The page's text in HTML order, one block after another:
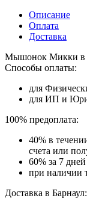
Описание
Оплата
Доставка
Мышонок Микки в
Способы оплаты:
для
для ИП и
100% предоплата:
40% в
счета или
60% за 7
при наличии
Доставка в Барнаул: